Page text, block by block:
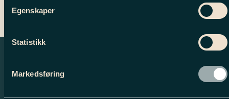
Egenskaper
Statistikk
Markedsføring